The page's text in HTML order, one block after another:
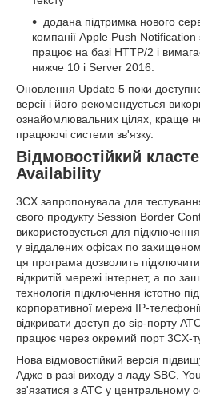
додана підтримка нового
компанії Apple Push
працює на базі HTTP/2 і
нижче 10 і Server 2016.
Оновлення Update 5 поки
версії і його рекомендується
ознайомлювальних цілях, краще
працюючі системи зв'язку.
Відмовостійкий
Availability
3CX запропонувала для
свого продукту Session Border
використовується для
у віддалених офісах по
ця програма дозволить підключити
відкритій мережі інтернет, а по
технологія підключення істотно
корпоративної мережі IP-
відкривати доступ до sip-порту
працює через окремий порт 3CX-
Нова відмовостійкий версія
Адже в разі виходу з ладу SBC,
зв'язатися з АТС у центральному